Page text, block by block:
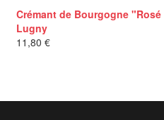
Crémant de Bourgogne
Lugny
11,80 €